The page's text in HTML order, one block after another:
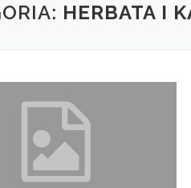
HERBATA I